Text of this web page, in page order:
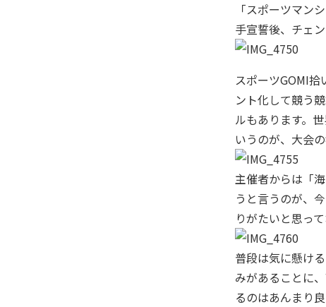
「スポーツマン
手宣誓後、チェ
スポーツGOMI
ント化して競う
ルもあります。
いうのが、大会の
主催者からは「
うと言うのが、
りがたいと思っ
普段は気に懸け
みがあることに
るのはあんまり